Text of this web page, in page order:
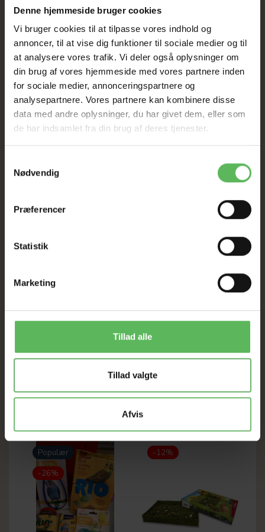
Denne hjemmeside bruger cookies
Vi bruger cookies til at tilpasse vores indhold og
annoncer, til at vise dig funktioner til sociale medier og til
at analysere vores trafik. Vi deler også oplysninger om
din brug af vores hjemmeside med vores partnere inden
for sociale medier, annonceringspartnere og
analysepartnere. Vores partnere kan kombinere disse
data med andre oplysninger, du har givet dem, eller som
de har indsamlet fra din brug af deres tjenester.
Nødvendig
Præferencer
Statistik
Marketing
Tillad alle
Tillad valgte
Afvis
SAT NED
Tilbud GÆLDER IKKE
I FYSISK BUTIKKERE
- Indeholder glucaner der gode for maven, mineraler og vitaminer
- Sukkerfri
- Indeholder naturlige lækkerier som eukalyptusblade og
Populær
-26%
-12%